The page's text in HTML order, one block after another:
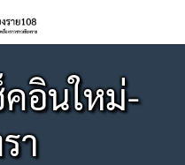
อินใหม่-
า